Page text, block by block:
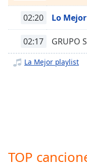
Descriptions
descriptions
off,
subtitles
02:20 Lo
02:17 GRUPO
La Mejor playlist
TOP